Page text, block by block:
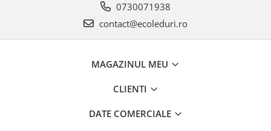
0730071938
contact@ecoleduri.ro
MAGAZINUL MEU
CLIENTI
DATE COMERCIALE